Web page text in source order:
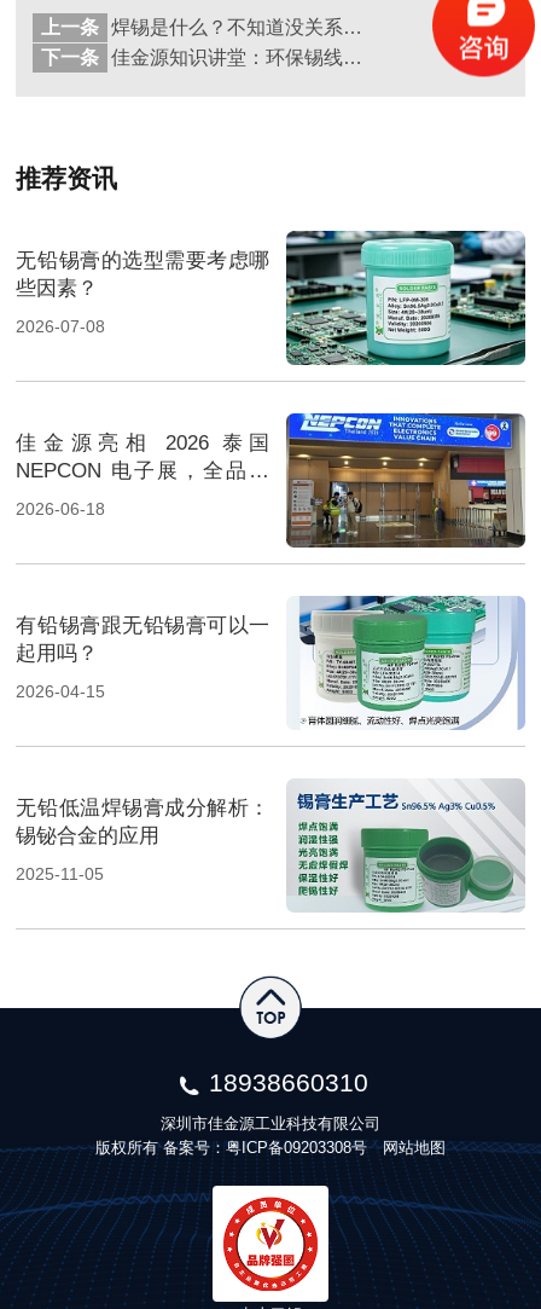
返回
列表
上一条
焊锡是什么？不知道没关系，佳金源为您解答
下一条
佳金源知识讲堂：环保锡线的特点及用途
推荐资讯
无铅锡膏的选型需要考虑哪
些因素？
2026-07-08
佳金源亮相 2026 泰国
NEPCON 电子展，全品类
焊料重磅展出，高性能锡膏
2026-06-18
有铅锡膏跟无铅锡膏可以一
起用吗？
2026-04-15
无铅低温焊锡膏成分解析：
锡铋合金的应用
2025-11-05
18938660310
深圳市佳金源工业科技有限公司
版权所有 备案号：粤ICP备09203308号 网站地图